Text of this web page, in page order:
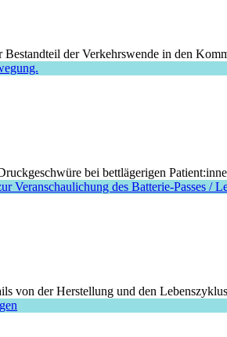
der Verkehrswende in den
bei bettlägerigen
von der Herstellung und den